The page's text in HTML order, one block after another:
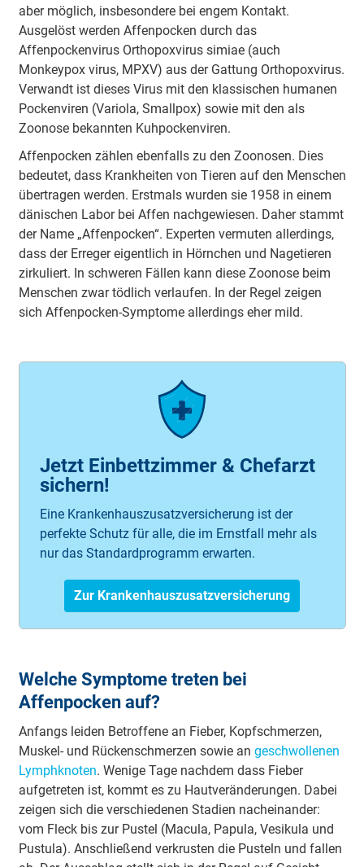
aber möglich, insbesondere bei engem Kontakt.
Ausgelöst werden Affenpocken durch das
Affenpockenvirus Orthopoxvirus simiae (auch
Monkeypox virus, MPXV) aus der Gattung Orthopoxvirus.
Verwandt ist dieses Virus mit den klassischen humanen
Pockenviren (Variola, Smallpox) sowie mit den als
Zoonose bekannten Kuhpockenviren.
Affenpocken zählen ebenfalls zu den Zoonosen. Dies
bedeutet, dass Krankheiten von Tieren auf den Menschen
übertragen werden. Erstmals wurden sie 1958 in einem
dänischen Labor bei Affen nachgewiesen. Daher stammt
der Name „Affenpocken“. Experten vermuten allerdings,
dass der Erreger eigentlich in Hörnchen und Nagetieren
zirkuliert. In schweren Fällen kann diese Zoonose beim
Menschen zwar tödlich verlaufen. In der Regel zeigen
sich Affenpocken-Symptome allerdings eher mild.
Jetzt Einbettzimmer & Chefarzt
sichern!
Eine Krankenhauszusatzversicherung ist der
perfekte Schutz für alle, die im Ernstfall mehr als
nur das Standardprogramm erwarten.
Zur Krankenhauszusatzversicherung
Welche Symptome treten bei
Affenpocken auf?
Anfangs leiden Betroffene an Fieber, Kopfschmerzen,
Muskel- und Rückenschmerzen sowie an geschwollenen
Lymphknoten. Wenige Tage nachdem dass Fieber
aufgetreten ist, kommt es zu Hautveränderungen. Dabei
zeigen sich die verschiedenen Stadien nacheinander:
vom Fleck bis zur Pustel (Macula, Papula, Vesikula und
Pustula). Anschließend verkrusten die Pusteln und fallen